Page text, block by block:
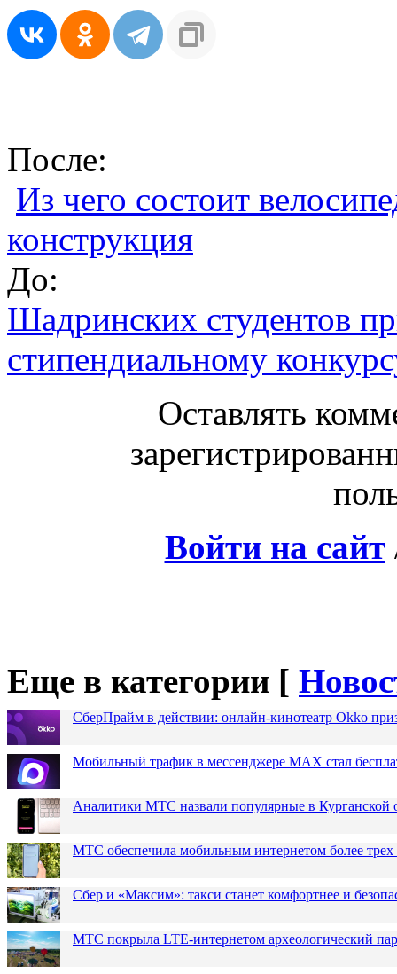
После:
Из чего состоит
конструкция
До:
Шадринских студентов
стипендиальному
Оставлять
Войти на сайт
Еще в категории [
СберПрайм в действии: онлайн-кинотеатр Okko
Мобильный трафик в мессенджере MAX стал
Аналитики МТС назвали популярные в
МТС обеспечила мобильным интернетом более трех
Сбер и «Максим»: такси станет комфортнее и
МТС покрыла LTE-интернетом археологический